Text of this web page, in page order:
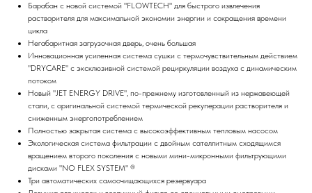
Барабан с новой системой "FLOWTECH" для быстрого извлечения
растворителя для максимальной экономии энергии и сокращения времени
цикла
Негабаритная загрузочная дверь, очень большая
Инновационная усиленная система сушки с термочувствительным действием
"DRYCARE" с эксклюзивной системой рециркуляции воздуха с динамическим
потоком
Новый "JET ENERGY DRIVE", по-прежнему изготовленный из нержавеющей
стали, с оригинальной системой термической рекуперации растворителя и
сниженным энергопотреблением
Полностью закрытая система с высокоэффективным тепловым насосом
Экологическая система фильтрации с двойным сателлитным сходящимся
вращением второго поколения с новыми мини-микронными фильтрующими
дисками "NO FLEX SYSTEM" ®
Три автоматических самоочищающихся резервуара